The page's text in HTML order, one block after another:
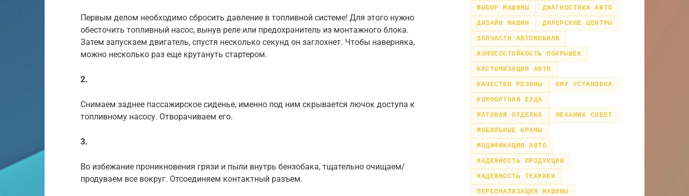
Первым делом необходимо сбросить давление в топливной системе! Для этого нужно
обесточить топливный насос, вынув реле или предохранитель из монтажного блока.
Затем запускаем двигатель, спустя несколько секунд он заглохнет. Чтобы наверняка,
можно несколько раз еще крутануть стартером.
2.
Снимаем заднее пассажирское сиденье, именно под ним скрывается лючок доступа к
топливному насосу. Отворачиваем его.
3.
Во избежание проникновения грязи и пыли внутрь бензобака, тщательно очищаем/
продуваем все вокруг. Отсоединяем контактный разъем.
ВЫБОР МАШИНЫ
ДИАГНОСТИКА АВТО
ДИЗАЙН МАШИН
ДИЛЕРСКИЕ ЦЕНТРЫ
ЗАПЧАСТИ АВТОМОБИЛЯ
ИЗНОСОСТОЙКОСТЬ ПОКРЫШЕК
КАСТОМИЗАЦИЯ АВТО
КАЧЕСТВО РЕЗИНЫ
КМУ УСТАНОВКА
КОМФОРТНАЯ ЕЗДА
МАТОВАЯ ОТДЕЛКА
МЕХАНИК СОВЕТ
МОБИЛЬНЫЕ КРАНЫ
МОДИФИКАЦИЯ АВТО
НАДЕЖНОСТЬ ПРОДУКЦИИ
НАДЕЖНОСТЬ ТЕХНИКИ
ПЕРСОНАЛИЗАЦИЯ МАШИНЫ